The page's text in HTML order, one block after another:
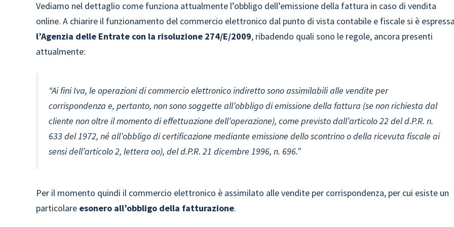
Vediamo nel dettaglio come funziona attualmente l’obbligo dell’emissione della fattura in caso di vendita
online. A chiarire il funzionamento del commercio elettronico dal punto di vista contabile e fiscale si è espressa
l’Agenzia delle Entrate con la risoluzione 274/E/2009, ribadendo quali sono le regole, ancora presenti
attualmente:
“Ai fini Iva, le operazioni di commercio elettronico indiretto sono assimilabili alle vendite per
corrispondenza e, pertanto, non sono soggette all’obbligo di emissione della fattura (se non richiesta dal
cliente non oltre il momento di effettuazione dell’operazione), come previsto dall’articolo 22 del d.P.R. n.
633 del 1972, né all’obbligo di certificazione mediante emissione dello scontrino o della ricevuta fiscale ai
sensi dell’articolo 2, lettera oo), del d.P.R. 21 dicembre 1996, n. 696.”
Per il momento quindi il commercio elettronico è assimilato alle vendite per corrispondenza, per cui esiste un
particolare esonero all’obbligo della fatturazione.